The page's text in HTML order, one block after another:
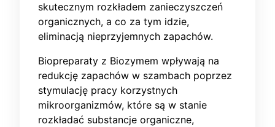
skutecznym rozkładem zanieczyszczeń
organicznych, a co za tym idzie,
eliminacją nieprzyjemnych zapachów.
Biopreparaty z Biozymem wpływają na
redukcję zapachów w szambach poprzez
stymulację pracy korzystnych
mikroorganizmów, które są w stanie
rozkładać substancje organiczne,